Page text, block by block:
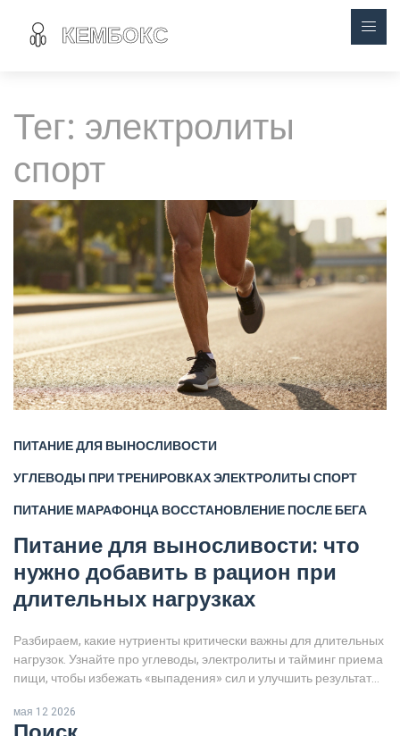
Тег: электролиты
спорт
ПИТАНИЕ ДЛЯ ВЫНОСЛИВОСТИ
УГЛЕВОДЫ ПРИ ТРЕНИРОВКАХЭЛЕКТРОЛИТЫ СПОРТ
ПИТАНИЕ МАРАФОНЦАВОССТАНОВЛЕНИЕ ПОСЛЕ БЕГА
Питание для выносливости: что
нужно добавить в рацион при
длительных нагрузках
Разбираем, какие нутриенты критически важны для длительных
нагрузок. Узнайте про углеводы, электролиты и тайминг приема
пищи, чтобы избежать «выпадения» сил и улучшить результаты
мая 12 2026